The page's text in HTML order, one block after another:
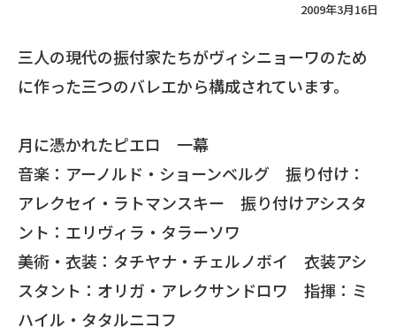
2009年3月16日
三人の現代の振付家たちがヴィシニョーワのため
に作った三つのバレエから構成されています。
月に憑かれたピエロ 一幕
音楽：アーノルド・ショーンベルグ 振り付け：
アレクセイ・ラトマンスキー 振り付けアシスタ
ント：エリヴィラ・タラーソワ
美術・衣装：タチヤナ・チェルノボイ 衣装アシ
スタント：オリガ・アレクサンドロワ 指揮：ミ
ハイル・タタルニコフ